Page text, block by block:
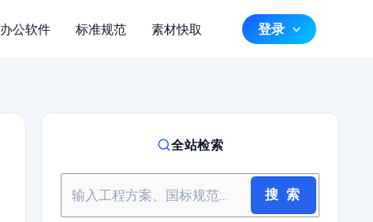
办公软件 标准规范 素材快取 登录
全站检索
搜 索